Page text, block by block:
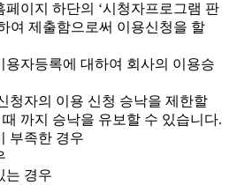
이지 하단의 ‘시청자프로그램 판
여 제출함으로써 이용신청을 할
자등록에 대하여 회사의 이용승
청자의 이용 신청 승낙을 제한할
까지 승낙을 유보할 수 있습니다.
부족한 경우
는 경우